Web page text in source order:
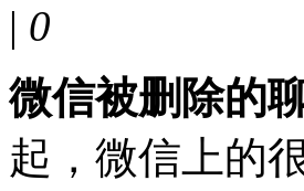
| 0
微信被删除的
起，微信上的